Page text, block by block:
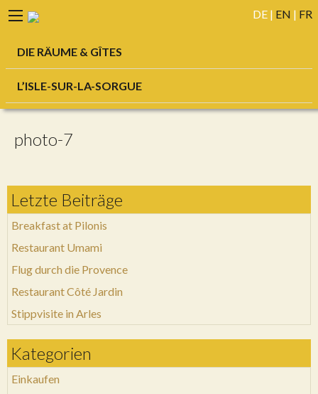
DE | EN | FR
DIE RÄUME & GÎTES
L’ISLE-SUR-LA-SORGUE
photo-7
Letzte Beiträge
Breakfast at Pilonis
Restaurant Umami
Flug durch die Provence
Restaurant Côté Jardin
Stippvisite in Arles
Kategorien
Einkaufen